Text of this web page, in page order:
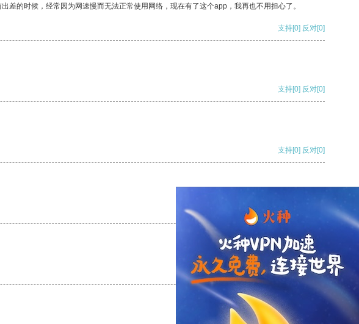
的时候，经常因为网速慢而无法正常使用网络，现在有了这个app，我再也不用担心了。
支持[0] 反对[0]
支持[0] 反对[0]
支持[0] 反对[0]
支持
支持[0] 反对[0]